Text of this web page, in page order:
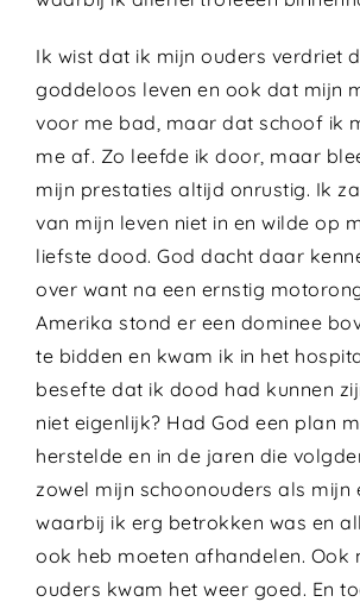
Ik wist dat ik mijn ouders verdriet
goddeloos leven en ook dat mijn
voor me bad, maar dat schoof ik
me af. Zo leefde ik door, maar
mijn prestaties altijd onrustig. Ik
van mijn leven niet in en wilde op
liefste dood. God dacht daar
over want na een ernstig
Amerika stond er een dominee
te bidden en kwam ik in het
besefte dat ik dood had kunnen
niet eigenlijk? Had God een plan
herstelde en in de jaren die
zowel mijn schoonouders als mijn
waarbij ik erg betrokken was en
ook heb moeten afhandelen. Ook
ouders kwam het weer goed. En